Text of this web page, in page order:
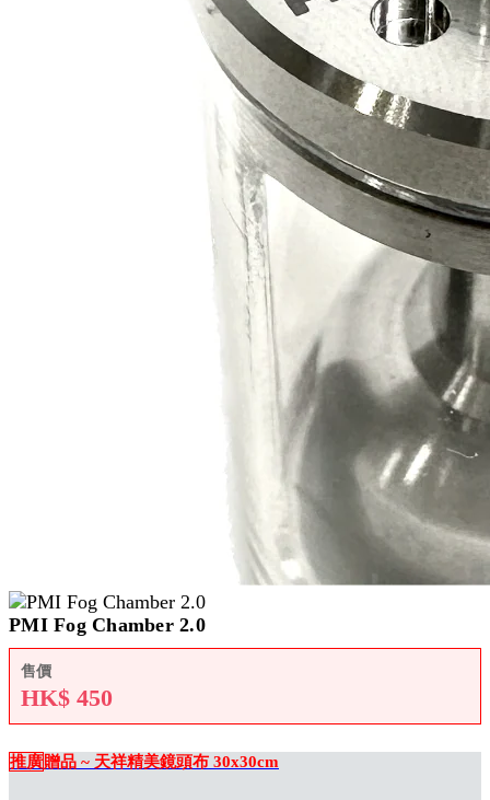
PMI Fog Chamber 2.0
售價
HK$ 450
推廣贈品 ~ 天祥精美鏡頭布 30x30cm